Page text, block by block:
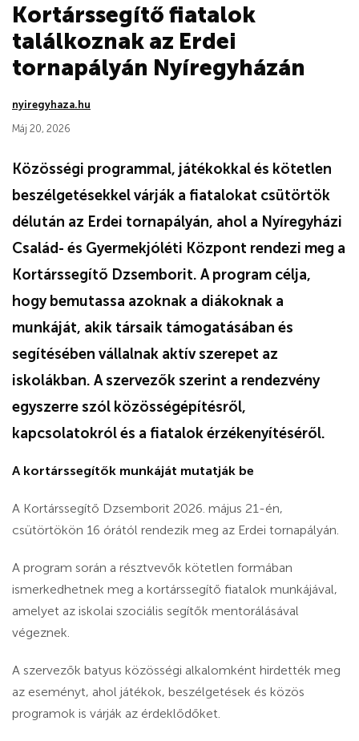
Kortárssegítő fiatalok
találkoznak az Erdei
tornapályán Nyíregyházán
nyiregyhaza.hu
Máj 20, 2026
Közösségi programmal, játékokkal és kötetlen
beszélgetésekkel várják a fiatalokat csütörtök
délután az Erdei tornapályán, ahol a Nyíregyházi
Család- és Gyermekjóléti Központ rendezi meg a
Kortárssegítő Dzsemborit. A program célja,
hogy bemutassa azoknak a diákoknak a
munkáját, akik társaik támogatásában és
segítésében vállalnak aktív szerepet az
iskolákban. A szervezők szerint a rendezvény
egyszerre szól közösségépítésről,
kapcsolatokról és a fiatalok érzékenyítéséről.
A kortárssegítők munkáját mutatják be
A Kortárssegítő Dzsemborit 2026. május 21-én,
csütörtökön 16 órától rendezik meg az Erdei tornapályán.
A program során a résztvevők kötetlen formában
ismerkedhetnek meg a kortárssegítő fiatalok munkájával,
amelyet az iskolai szociális segítők mentorálásával
végeznek.
A szervezők batyus közösségi alkalomként hirdették meg
az eseményt, ahol játékok, beszélgetések és közös
programok is várják az érdeklődőket.